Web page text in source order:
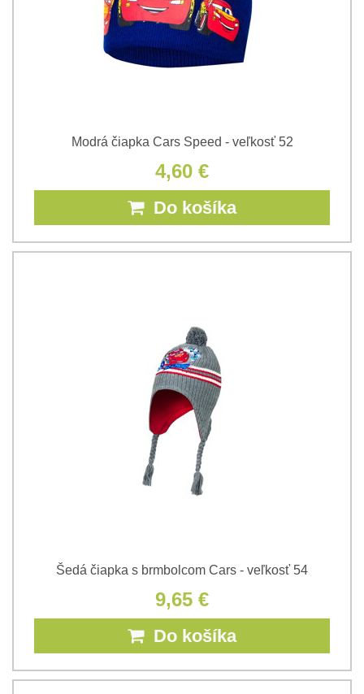
Modrá čiapka Cars Speed - veľkosť 52
4,60 €
Do košíka
Šedá čiapka s brmbolcom Cars - veľkosť 54
9,65 €
Do košíka